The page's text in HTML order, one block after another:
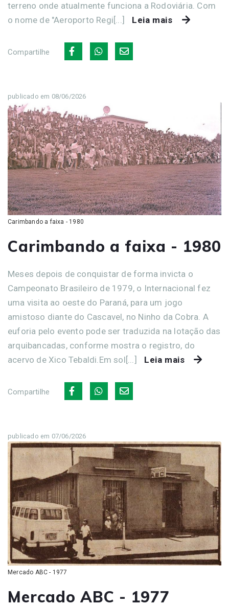
terreno onde atualmente funciona a Rodoviária. Com
o nome de "Aeroporto Regi[...]
Leia mais
Compartilhe
publicado em 08/06/2026
Carimbando a faixa - 1980
Carimbando a faixa - 1980
Meses depois de conquistar de forma invicta o
Campeonato Brasileiro de 1979, o Internacional fez
uma visita ao oeste do Paraná, para um jogo
amistoso diante do Cascavel, no Ninho da Cobra. A
euforia pelo evento pode ser traduzida na lotação das
arquibancadas, conforme mostra o registro, do
acervo de Xico Tebaldi.Em sol[...]
Leia mais
Compartilhe
publicado em 07/06/2026
Mercado ABC - 1977
Mercado ABC - 1977